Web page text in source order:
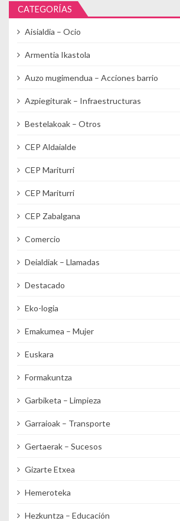
CATEGORÍAS
Aisialdia – Ocio
Armentia Ikastola
Auzo mugimendua – Acciones barrio
Azpiegiturak – Infraestructuras
Bestelakoak – Otros
CEP Aldaialde
CEP Mariturri
CEP Mariturri
CEP Zabalgana
Comercio
Deialdiak – Llamadas
Destacado
Eko-logia
Emakumea – Mujer
Euskara
Formakuntza
Garbiketa – Limpieza
Garraioak – Transporte
Gertaerak – Sucesos
Gizarte Etxea
Hemeroteka
Hezkuntza – Educación